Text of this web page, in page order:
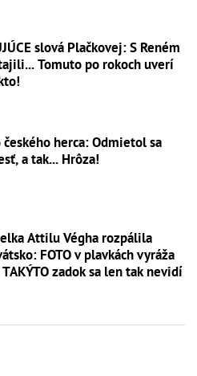
slová Plačkovej: S Reném
Tomuto po rokoch uverí
českého herca: Odmietol sa
a tak... Hrôza!
Attilu Végha rozpálila
FOTO v plavkách vyráža
zadok sa len tak nevidí